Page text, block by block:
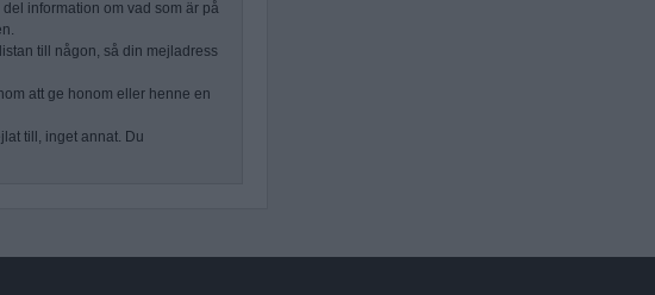
information om vad som är på
till någon, så din mejladress
att ge honom eller henne en
till, inget annat. Du